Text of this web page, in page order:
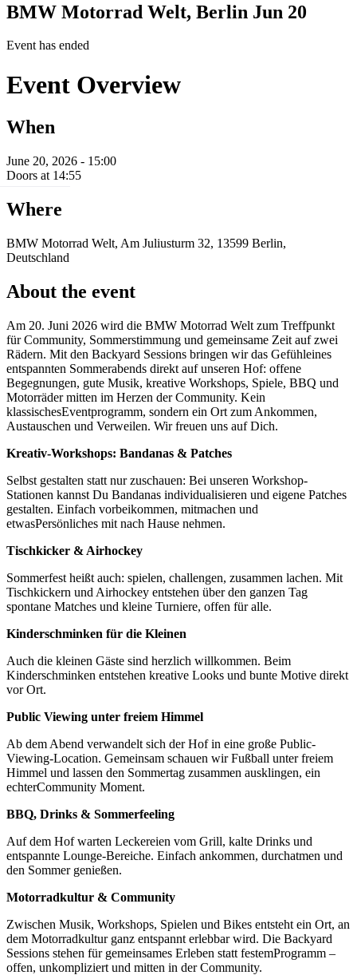
BMW Motorrad Welt, Berlin Jun 20
Event has ended
Event Overview
When
June 20, 2026 - 15:00
Doors at 14:55
Where
BMW Motorrad Welt, Am Juliusturm 32, 13599 Berlin,
Deutschland
About the event
Am 20. Juni 2026 wird die BMW Motorrad Welt zum Treffpunkt
für Community, Sommerstimmung und gemeinsame Zeit auf zwei
Rädern. Mit den Backyard Sessions bringen wir das Gefühleines
entspannten Sommerabends direkt auf unseren Hof: offene
Begegnungen, gute Musik, kreative Workshops, Spiele, BBQ und
Motorräder mitten im Herzen der Community. Kein
klassischesEventprogramm, sondern ein Ort zum Ankommen,
Austauschen und Verweilen. Wir freuen uns auf Dich.
Kreativ-Workshops: Bandanas & Patches
Selbst gestalten statt nur zuschauen: Bei unseren Workshop-
Stationen kannst Du Bandanas individualisieren und eigene Patches
gestalten. Einfach vorbeikommen, mitmachen und
etwasPersönliches mit nach Hause nehmen.
Tischkicker & Airhockey
Sommerfest heißt auch: spielen, challengen, zusammen lachen. Mit
Tischkickern und Airhockey entstehen über den ganzen Tag
spontane Matches und kleine Turniere, offen für alle.
Kinderschminken für die Kleinen
Auch die kleinen Gäste sind herzlich willkommen. Beim
Kinderschminken entstehen kreative Looks und bunte Motive direkt
vor Ort.
Public Viewing unter freiem Himmel
Ab dem Abend verwandelt sich der Hof in eine große Public-
Viewing-Location. Gemeinsam schauen wir Fußball unter freiem
Himmel und lassen den Sommertag zusammen ausklingen, ein
echterCommunity Moment.
BBQ, Drinks & Sommerfeeling
Auf dem Hof warten Leckereien vom Grill, kalte Drinks und
entspannte Lounge-Bereiche. Einfach ankommen, durchatmen und
den Sommer genießen.
Motorradkultur & Community
Zwischen Musik, Workshops, Spielen und Bikes entsteht ein Ort, an
dem Motorradkultur ganz entspannt erlebbar wird. Die Backyard
Sessions stehen für gemeinsames Erleben statt festemProgramm –
offen, unkompliziert und mitten in der Community.